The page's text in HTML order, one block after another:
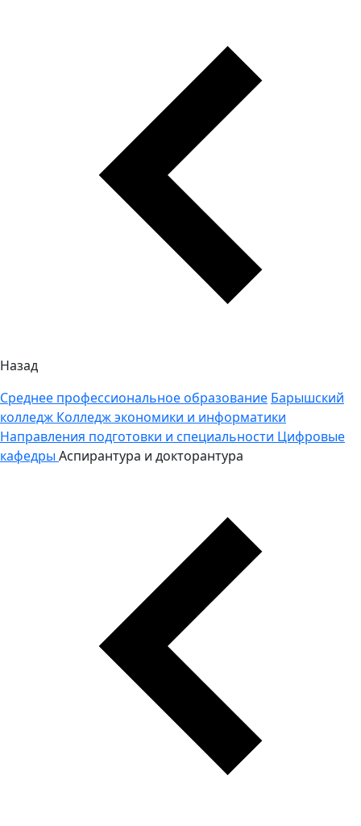
Назад
Среднее профессиональное образование Барышский
колледж Колледж экономики и информатики
Направления подготовки и специальности Цифровые
кафедры Аспирантура и докторантура